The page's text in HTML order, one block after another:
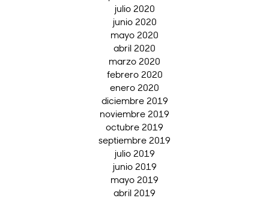
julio 2020
junio 2020
mayo 2020
abril 2020
marzo 2020
febrero 2020
enero 2020
diciembre 2019
noviembre 2019
octubre 2019
septiembre 2019
julio 2019
junio 2019
mayo 2019
abril 2019